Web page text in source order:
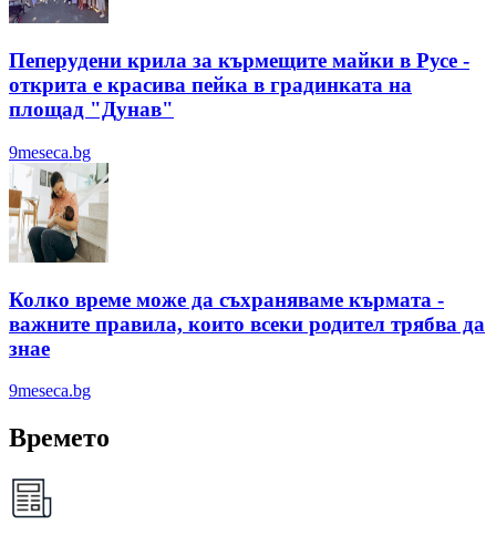
Пеперудени крила за кърмещите майки в Русе -
открита е красива пейка в градинката на
площад "Дунав"
9meseca.bg
Колко време може да съхраняваме кърмата -
важните правила, които всеки родител трябва да
знае
9meseca.bg
Времето